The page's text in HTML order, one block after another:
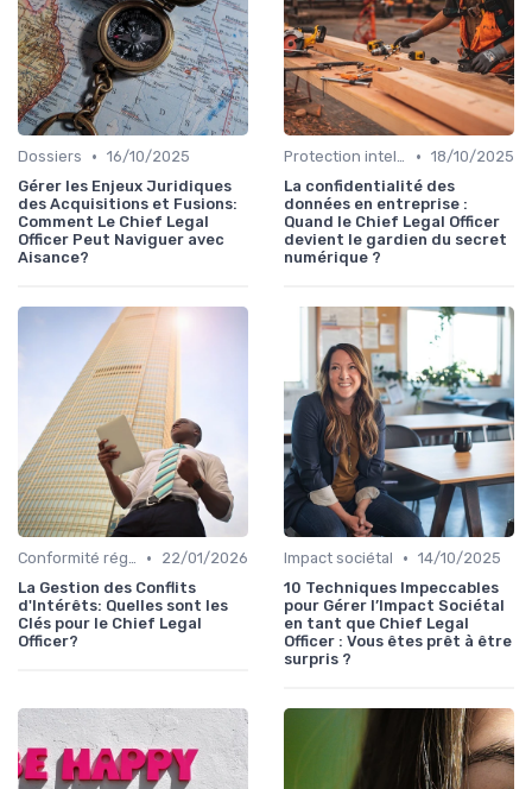
Dossiers • 16/10/2025
Gérer les Enjeux Juridiques
des Acquisitions et Fusions:
Comment Le Chief Legal
Officer Peut Naviguer avec
Aisance?
Protection intellectuelle • 18/10/2025
La confidentialité des
données en entreprise :
Quand le Chief Legal Officer
devient le gardien du secret
numérique ?
Conformité réglementaire •
22/01/2026
La Gestion des Conflits
d'Intérêts: Quelles sont les
Clés pour le Chief Legal
Officer?
Impact sociétal • 14/10/2025
10 Techniques Impeccables
pour Gérer l’Impact Sociétal
en tant que Chief Legal
Officer : Vous êtes prêt à être
surpris ?